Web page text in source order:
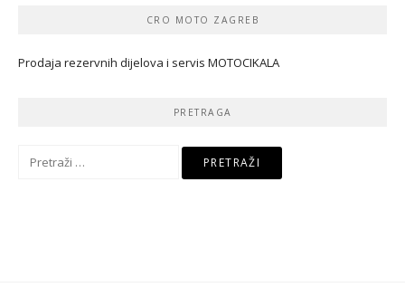
CRO MOTO ZAGREB
Prodaja rezervnih dijelova i servis MOTOCIKALA
PRETRAGA
Pretraži: